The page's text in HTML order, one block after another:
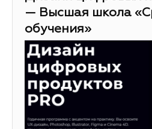
— Высшая школа
обучения»